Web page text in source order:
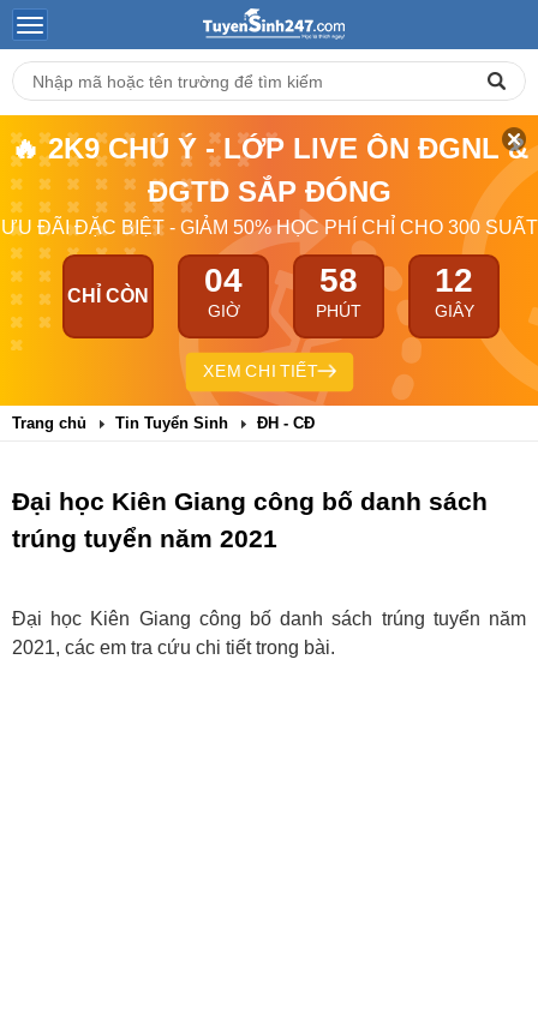
🔥 2K9 CHÚ Ý - LỚP LIVE ÔN ĐGNL &
ĐGTD SẮP ĐÓNG
ƯU ĐÃI ĐẶC BIỆT - GIẢM 50% HỌC PHÍ CHỈ CHO 300 SUẤT
CHỈ CÒN 04
GIỜ
58
PHÚT
12
GIÂY
XEM CHI TIẾT
Trang chủ Tin Tuyển Sinh ĐH - CĐ
Đại học Kiên Giang công bố danh sách
trúng tuyển năm 2021
Đại học Kiên Giang công bố danh sách trúng tuyển năm
2021, các em tra cứu chi tiết trong bài.